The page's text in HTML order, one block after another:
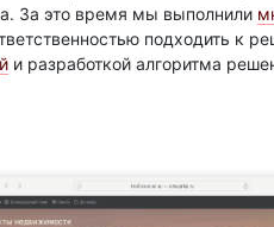
За это время мы выполнили
подходить к
и разработкой алгоритма